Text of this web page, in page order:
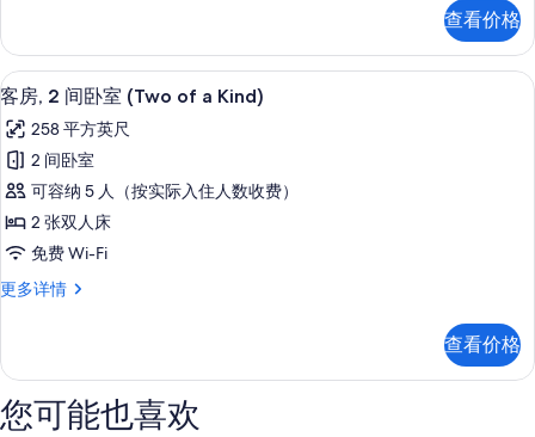
(Side
by
Side)
的
所
有
照
片
单
人
床
by
Side)
更
多
信
息
查看价格
显
示
客
房,
2
间
卧
室
a
Kind)
客房, 2 间卧室 (Two of a Kind) | 羽绒
9
客房, 2 间卧室 (Two of a Kind)
258 平方英尺
2 间卧室
可容纳 5 人（按实际入住人数收费）
2 张双人床
免费 Wi-Fi
更多详情
客
卧
室
(Two
查看价格
您可能也喜欢